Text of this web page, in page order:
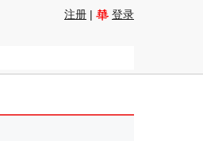
注册 | 登录